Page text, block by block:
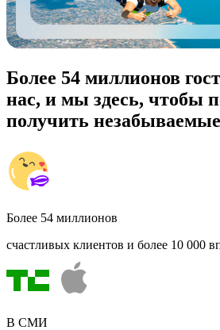
Более 54 миллионов
нас, и мы здесь, чтобы
получить
Более 54 миллионов
счастливых клиентов и более 10 000
В СМИ